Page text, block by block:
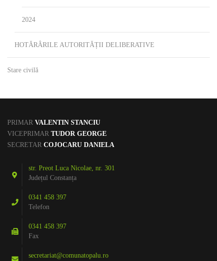
2024
HOTĂRÂRILE AUTORITĂȚII DELIBERATIVE
Stare civilă
PRIMAR VALENTIN STANCIU
VICEPRIMAR TUDOR GEORGE
SECRETAR COJOCARU DANIELA
str. Preot Luca Nicolae, nr. 301
Județul Constanța
0341 458 397
Telefon
0341 458 397
Fax
secretariat@comunatopalu.ro